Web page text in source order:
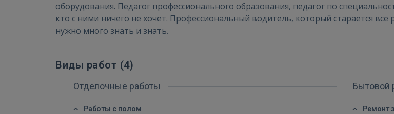
FACEBOOK
оборудования. Педагог профессионального образования, педагог по
кто с ними ничего не хочет. Профессиональный водитель, который старается
нужно много знать и знать.
Виды работ (4)
Отделочные работы
Работы с полом
Бытовой
Ремонт